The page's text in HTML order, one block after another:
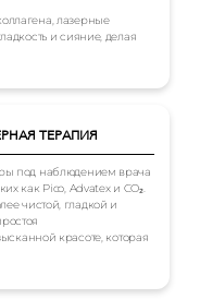
лазерные
и сияние, делая
ТЕРАПИЯ
под наблюдением врача
как Pico, Advatex и CO₂.
чистой, гладкой и
красоте, которая